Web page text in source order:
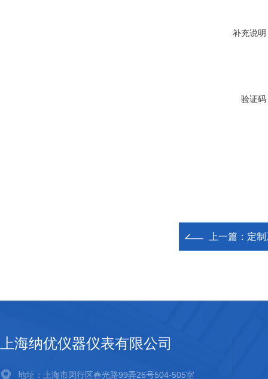
补充说明
验证码
上一篇： 定
上海纳优仪器仪表有限公司
地址：上海市闵行区春光路99弄26号504-505室